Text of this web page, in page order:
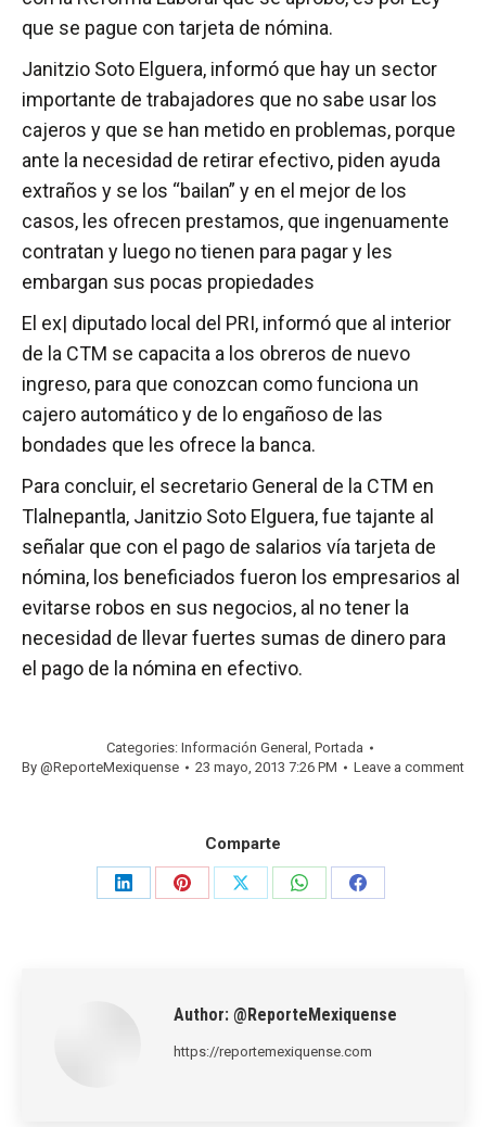
que se pague con tarjeta de nómina.
Janitzio Soto Elguera, informó que hay un sector
importante de trabajadores que no sabe usar los
cajeros y que se han metido en problemas, porque
ante la necesidad de retirar efectivo, piden ayuda
extraños y se los “bailan” y en el mejor de los
casos, les ofrecen prestamos, que ingenuamente
contratan y luego no tienen para pagar y les
embargan sus pocas propiedades
El ex| diputado local del PRI, informó que al interior
de la CTM se capacita a los obreros de nuevo
ingreso, para que conozcan como funciona un
cajero automático y de lo engañoso de las
bondades que les ofrece la banca.
Para concluir, el secretario General de la CTM en
Tlalnepantla, Janitzio Soto Elguera, fue tajante al
señalar que con el pago de salarios vía tarjeta de
nómina, los beneficiados fueron los empresarios al
evitarse robos en sus negocios, al no tener la
necesidad de llevar fuertes sumas de dinero para
el pago de la nómina en efectivo.
Categories: Información General , Portada
By @ReporteMexiquense 23 mayo, 2013 7:26 PM Leave a comment
Comparte
Share
Share
Share
Share
Share
Author: @ReporteMexiquense
https://reportemexiquense.com